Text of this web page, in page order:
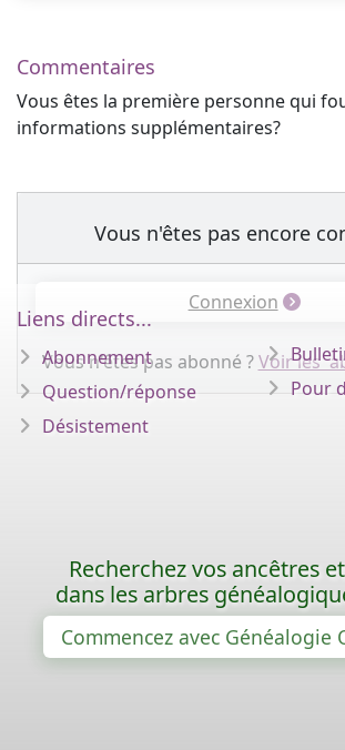
Commentaires
Vous êtes la première personne qui
informations supplémentaires?
Vous n'êtes pas encore
Connexion
Vous n'êtes pas abonné ?Voir les
Liens directs...
Abonnement
Question/réponse
Désistement
Pour
Recherchez vos ancêtres
dans les arbres
Commencez avec Généalogie